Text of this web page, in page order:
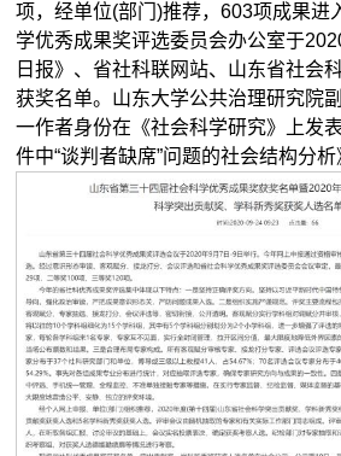
项，经单位(部门)推荐，603项成果进
学优秀成果奖评选委员会办公室于
日报》、省社科联网站、山东省社会
获奖名单。山东大学公共治理研究院
一作者身份在《社会科学研究》上发
件中“谈判者缺席”问题的社会结构分析